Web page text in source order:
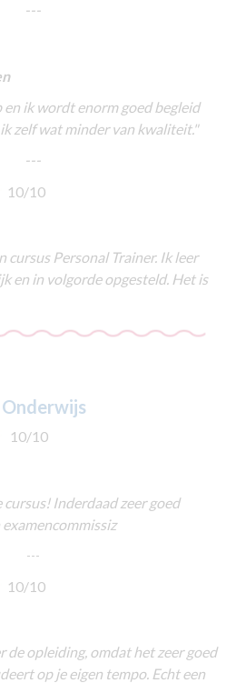
---
en ik wordt enorm goed begleid
zelf wat minder van kwaliteit."
---
10/10
cursus Personal Trainer. Ik leer
en in volgorde opgesteld. Het is
10/10
Inderdaad zeer goed
---
10/10
de opleiding, omdat het zeer goed
op je eigen tempo. Echt een